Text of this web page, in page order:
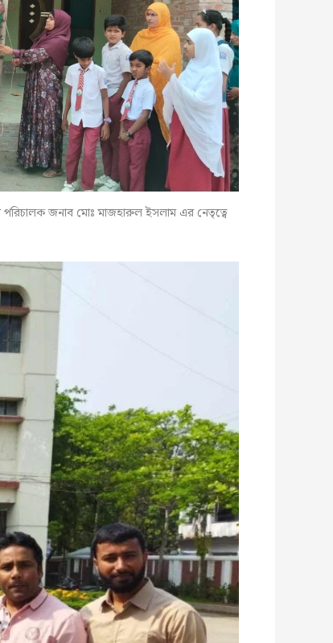
পরিচালক জনাব মোঃ মাজহারুল ইসলাম এর নেতৃত্বে